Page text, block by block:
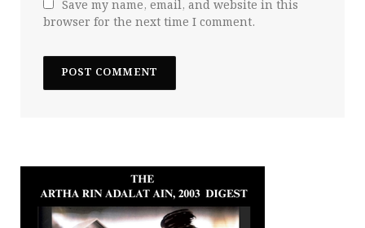
Save my name, email, and website in this
browser for the next time I comment.